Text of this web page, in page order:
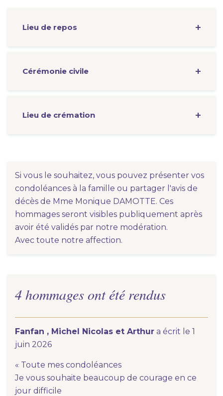
Lieu de repos
Cérémonie civile
Lieu de crémation
Si vous le souhaitez, vous pouvez présenter vos
condoléances à la famille ou partager l'avis de
décès de Mme Monique DAMOTTE. Ces
hommages seront visibles publiquement après
avoir été validés par notre modération.
Avec toute notre affection.
4 hommages ont été rendus
Fanfan , Michel Nicolas et Arthur a écrit le 1
juin 2026
« Toute mes condoléances
Je vous souhaite beaucoup de courage en ce
jour difficile